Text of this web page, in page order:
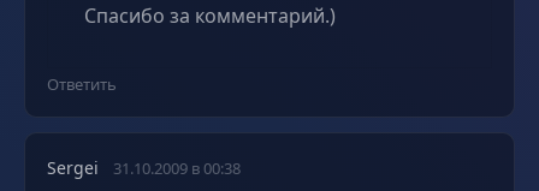
Спасибо за комментарий.)
Ответить
Sergei 31.10.2009 в 00:38